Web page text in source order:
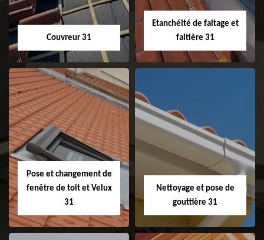
Couvreur 31
Couvreur 31
Etanchéité de faitage et
faitière 31
Etanchéité de
faitage et faitière
31
Pose et changement de
fenêtre de toit et Velux
31
Nettoyage et pose de
gouttière 31